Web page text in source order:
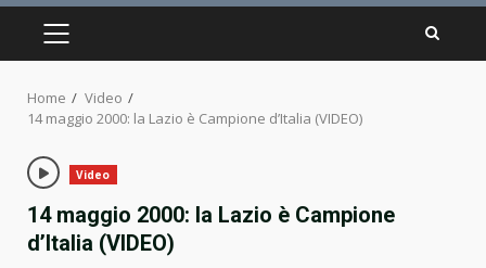
PRIMARY
Home
Video
14 maggio 2000: la Lazio è Campione d’Italia (VIDEO)
Video
14 maggio 2000: la Lazio è Campione
d’Italia (VIDEO)